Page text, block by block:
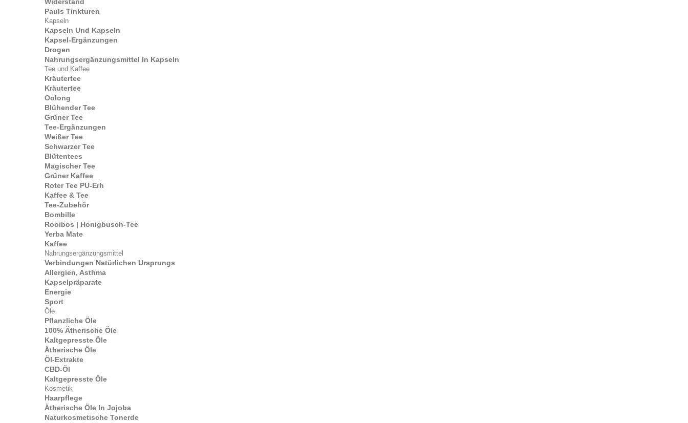
Pauls Tinkturen
Kapseln
Kapseln Und Kapseln
Kapsel-Ergänzungen
Drogen
Nahrungsergänzungsmittel In Kapseln
Tee und Kaffee
Kräutertee
Kräutertee
Oolong
Blühender Tee
Grüner Tee
Tee-Ergänzungen
Weißer Tee
Schwarzer Tee
Blütentees
Magischer Tee
Grüner Kaffee
Roter Tee PU-Erh
Kaffee & Tee
Tee-Zubehör
Bombille
Rooibos | Honigbusch-Tee
Yerba Mate
Kaffee
Nahrungsergänzungsmittel
Verbindungen Natürlichen Ursprungs
Allergien, Asthma
Kapselpräparate
Energie
Sport
Öle
Pflanzliche Öle
100% Ätherische Öle
Kaltgepresste Öle
Ätherische Öle
Öl-Extrakte
CBD-Öl
Kaltgepresste Öle
Kosmetik
Haarpflege
Ätherische Öle In Jojoba
Naturkosmetische Tonerde